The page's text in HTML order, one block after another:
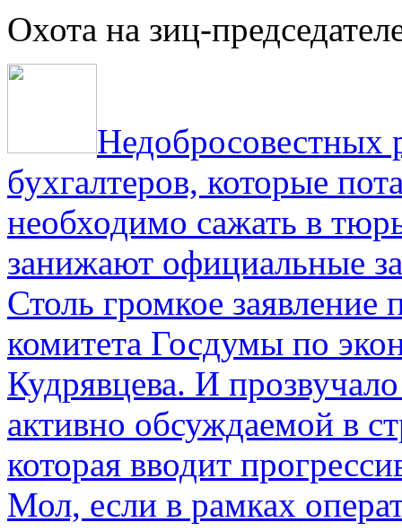
Охота на зиц-
Недобросовестных
бухгалтеров, которые
необходимо сажать в
занижают официальные
Столь громкое заявление
комитета Госдумы по
Кудрявцева. И
активно обсуждаемой в
которая вводит
Мол, если в рамках